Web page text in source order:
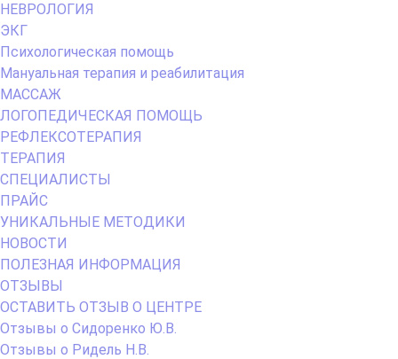
НЕВРОЛОГИЯ
ЭКГ
Психологическая помощь
Мануальная терапия и реабилитация
МАССАЖ
ЛОГОПЕДИЧЕСКАЯ ПОМОЩЬ
РЕФЛЕКСОТЕРАПИЯ
ТЕРАПИЯ
СПЕЦИАЛИСТЫ
ПРАЙС
УНИКАЛЬНЫЕ МЕТОДИКИ
НОВОСТИ
ПОЛЕЗНАЯ ИНФОРМАЦИЯ
ОТЗЫВЫ
ОСТАВИТЬ ОТЗЫВ О ЦЕНТРЕ
Отзывы о Сидоренко Ю.В.
Отзывы о Ридель Н.В.